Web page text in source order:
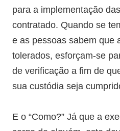
para a implementação
contratado. Quando se
e as pessoas sabem que
tolerados, esforçam-se
de verificação a fim de
sua custódia seja
E o “Como?” Já que a